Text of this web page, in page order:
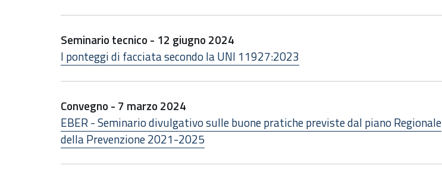
Seminario tecnico - 12 giugno 2024
I ponteggi di facciata secondo la UNI 11927:2023
Convegno - 7 marzo 2024
EBER - Seminario divulgativo sulle buone pratiche previste dal piano Regionale
della Prevenzione 2021-2025